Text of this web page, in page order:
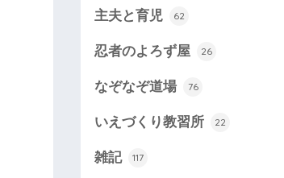
主夫と育児 62
忍者のよろず屋 26
なぞなぞ道場 76
いえづくり教習所 22
雑記 117